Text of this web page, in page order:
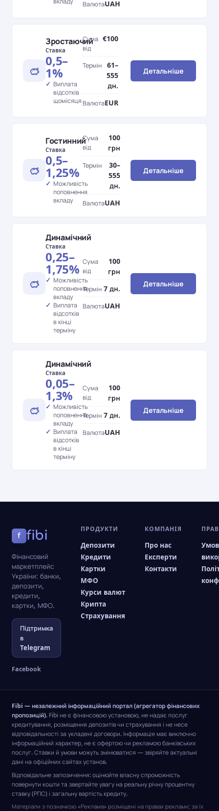
ВалютаUAH
Зростаючий
Ставка
0,5–
1%
Виплата
відсотків
щомісяця
Сума
від
€100
Термін
61–
555
дн.
ВалютаEUR
Детальніше
Гостинний
Ставка
0,5–
1,25%
Можливість
поповнення
вкладу
Сума
від
100
грн
Термін
30–
555
дн.
ВалютаUAH
Детальніше
Динамічний
Ставка
0,25–
1,75%
Можливість
поповнення
вкладу
Виплата
відсотків
в кінці
терміну
Сума
від
100
грн
Термін 7 дн.
ВалютаUAH
Детальніше
Динамічний
Ставка
0,05–
1,3%
Можливість
поповнення
вкладу
Виплата
відсотків
в кінці
терміну
Сума
від
100
грн
Термін 7 дн.
ВалютаUAH
Детальніше
f fibi
Фінансовий
маркетплейс
України: банки,
депозити,
кредити,
картки, МФО.
Підтримка
в
Telegram
Facebook
ПРОДУКТИ
Депозити
Кредити
Картки
МФО
Курси валют
Крипта
Страхування
КОМПАНІЯ
Про нас
Експерти
Контакти
Fibi — незалежний інформаційний портал (агрегатор фінансових
пропозицій). Fibi не є фінансовою установою, не надає послуг
кредитування, розміщення депозитів чи страхування і не несе
відповідальності за укладені договори. Інформація має виключно
інформаційний характер, не є офертою чи рекламою банківських
послуг. Ставки й умови можуть змінюватися — звіряйте актуальні
дані на офіційних сайтах установ.
Відповідальне запозичення: оцінюйте власну спроможність
повернути кошти та звертайте увагу на реальну річну процентну
ставку (РПС) і загальну вартість кредиту.
Матеріали з позначкою «Реклама» розміщені на правах реклами; за їх